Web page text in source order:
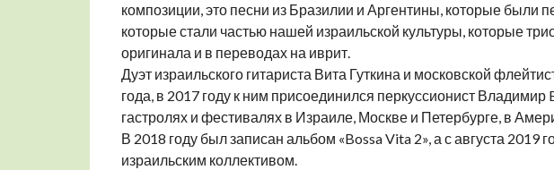
композиции, это песни из Бразилии и Аргентины, которые были
которые стали частью нашей израильской культуры, которые
оригинала и в переводах на иврит.
Дуэт израильского гитариста Вита Гуткина и московской
года, в 2017 году к ним присоединился перкуссионист
гастролях и фестивалях в Израиле, Москве и Петербурге, в
В 2018 году был записан альбом «Bossa Vita 2», а с августа 2019
израильским коллективом.